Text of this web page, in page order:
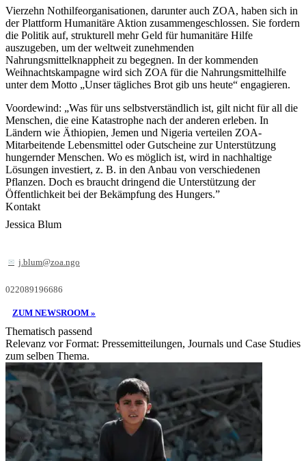
Vierzehn Nothilfeorganisationen, darunter auch ZOA, haben sich in
der Plattform Humanitäre Aktion zusammengeschlossen. Sie fordern
die Politik auf, strukturell mehr Geld für humanitäre Hilfe
auszugeben, um der weltweit zunehmenden
Nahrungsmittelknappheit zu begegnen. In der kommenden
Weihnachtskampagne wird sich ZOA für die Nahrungsmittelhilfe
unter dem Motto „Unser tägliches Brot gib uns heute“ engagieren.
Voordewind: „Was für uns selbstverständlich ist, gilt nicht für all die
Menschen, die eine Katastrophe nach der anderen erleben. In
Ländern wie Äthiopien, Jemen und Nigeria verteilen ZOA-
Mitarbeitende Lebensmittel oder Gutscheine zur Unterstützung
hungernder Menschen. Wo es möglich ist, wird in nachhaltige
Lösungen investiert, z. B. in den Anbau von verschiedenen
Pflanzen. Doch es braucht dringend die Unterstützung der
Öffentlichkeit bei der Bekämpfung des Hungers.”
Kontakt
Jessica Blum
j.blum@zoa.ngo
022089196686
ZUM NEWSROOM »
Thematisch passend
Relevanz vor Format: Pressemitteilungen, Journals und Case Studies
zum selben Thema.